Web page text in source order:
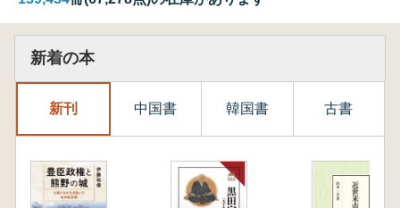
新着の本
新刊 中国書 韓国書 古書